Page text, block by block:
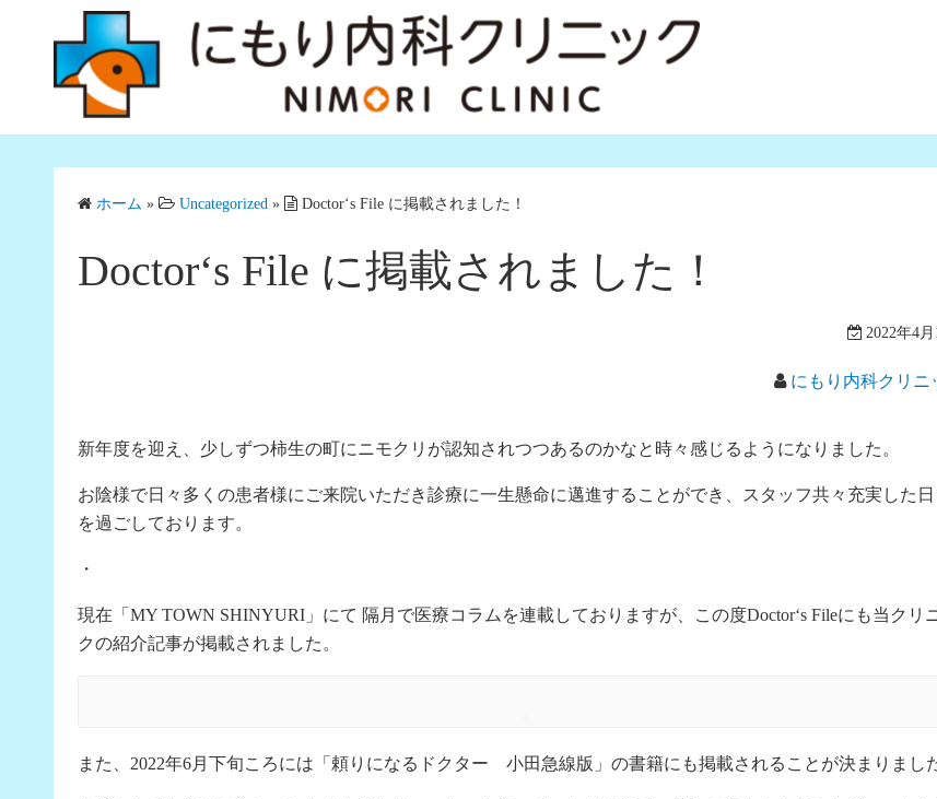
ホーム » Uncategorized » Doctor‘s File に掲載されました！
Doctor‘s File に掲載されました！
2022年4月
にもり内科クリニ
新年度を迎え、少しずつ柿生の町にニモクリが認知されつつあるのかなと時々感じるようになりました。
お陰様で日々多くの患者様にご来院いただき診療に一生懸命に邁進することができ、スタッフ共々充実した日
を過ごしております。
・
現在「MY TOWN SHINYURI」にて 隔月で医療コラムを連載しておりますが、この度Doctor‘s Fileにも当クリ
クの紹介記事が掲載されました。
また、2022年6月下旬ころには「頼りになるドクター 小田急線版」の書籍にも掲載されることが決まりまし